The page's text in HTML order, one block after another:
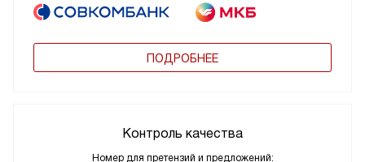
ПОДРОБНЕЕ
Контроль качества
Номер для претензий и предложений: